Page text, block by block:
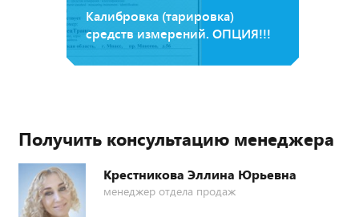
Калибровка (тарировка)
средств измерений. ОПЦИЯ!!!
Получить консультацию менеджера
Крестникова Эллина Юрьевна
менеджер отдела продаж